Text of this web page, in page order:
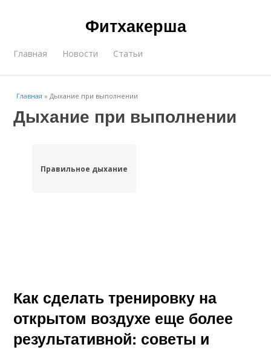
Фитхакерша
Главная Новости Статьи
Главная »Дыхание при выполнении
Дыхание при выполнении
Правильное дыхание
Как сделать тренировку на
открытом воздухе еще более
результативной: советы и